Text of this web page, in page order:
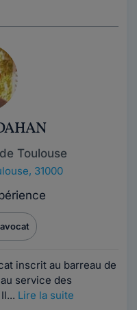
Toulouse
31000
inscrit au barreau de
service des
Lire la suite